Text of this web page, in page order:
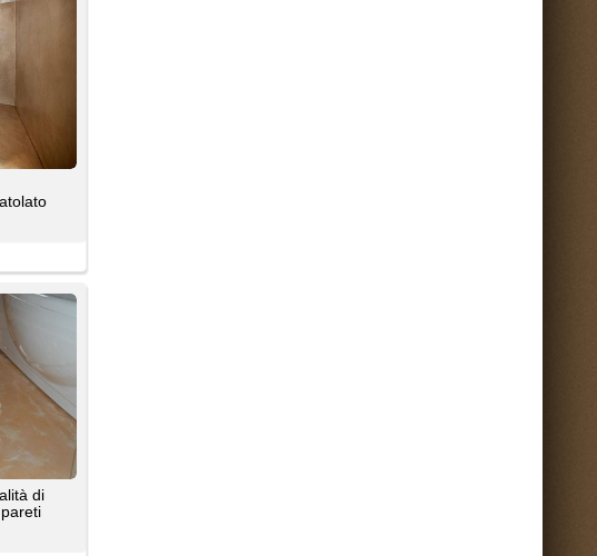
contenuti presenti sul portale.